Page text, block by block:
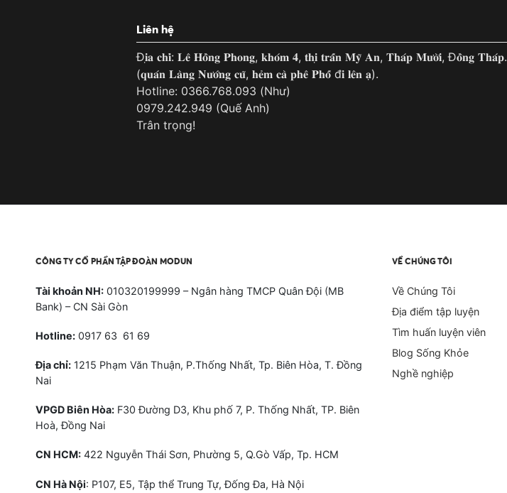
Liên hệ
Đ𝐢̣𝐚 𝐜𝐡𝐢̉: 𝐋𝐞̂ 𝐇𝐨̂̀𝐧𝐠 𝐏𝐡𝐨𝐧𝐠, 𝐤𝐡𝐨́𝐦 𝟒, 𝐭𝐡𝐢̣ 𝐭𝐫𝐚̂́𝐧 𝐌𝐲̃ 𝐀𝐧, 𝐓𝐡𝐚́𝐩 𝐌𝐮̛𝐨̛̀𝐢, Đ𝐨̂̀𝐧𝐠 𝐓𝐡𝐚́𝐩.
(𝐪𝐮𝐚́𝐧 𝐋𝐚̀𝐧𝐠 𝐍𝐮̛𝐨̛́𝐧𝐠 𝐜𝐮̃, 𝐡𝐞̉𝐦 𝐜𝐚̀ 𝐩𝐡𝐞̂ 𝐏𝐡𝐨̂́ đ𝐢 𝐥𝐞̂𝐧 𝐚̣).
Hotline: 0366.768.093 (Như)
0979.242.949 (Quế Anh)
Trân trọng!
CÔNG TY CỔ PHẦN TẬP ĐOÀN MODUN
Tài khoản NH: 010320199999 – Ngân hàng TMCP Quân Đội (MB
Bank) – CN Sài Gòn
Hotline: 0917 63 61 69
Địa chỉ: 1215 Phạm Văn Thuận, P.Thống Nhất, Tp. Biên Hòa, T. Đồng
Nai
VPGD Biên Hòa: F30 Đường D3, Khu phố 7, P. Thống Nhất, TP. Biên
Hoà, Đồng Nai
CN HCM: 422 Nguyễn Thái Sơn, Phường 5, Q.Gò Vấp, Tp. HCM
CN Hà Nội: P107, E5, Tập thể Trung Tự, Đống Đa, Hà Nội
VỀ CHÚNG TÔI
Về Chúng Tôi
Địa điểm tập luyện
Tìm huấn luyện viên
Blog Sống Khỏe
Nghề nghiệp